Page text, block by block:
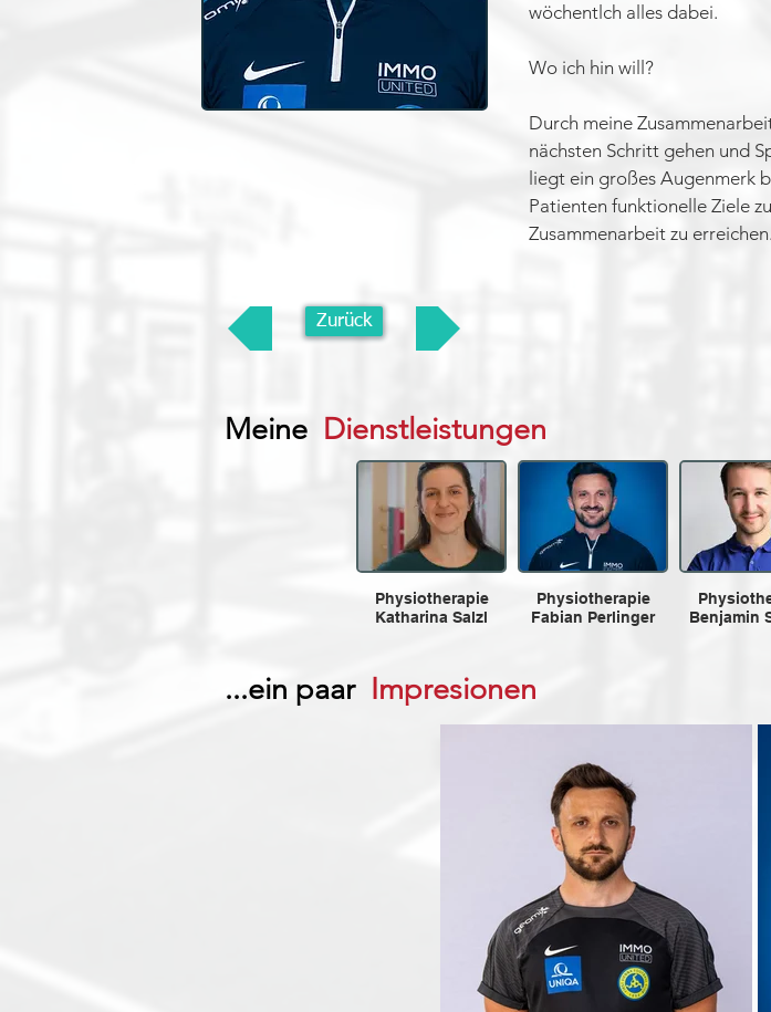
wöchentlch alles dabei.
Wo ich hin will?
Durch meine
nächsten Schritt gehen und
liegt ein großes Augenmerk
Patienten funktionelle Ziele
Zusammenarbeit zu erreichen.
Zurück
Meine Dienstleistungen
Physiotherapie
Katharina Salzl
Physiotherapie
Fabian Perlinger
Benjamin
...ein paar Impresionen